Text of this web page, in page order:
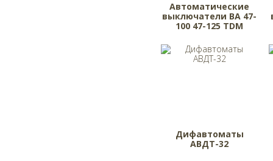
Автоматические
выключатели ВА 47-
100 47-125 TDM
Дифавтоматы
АВДТ-32